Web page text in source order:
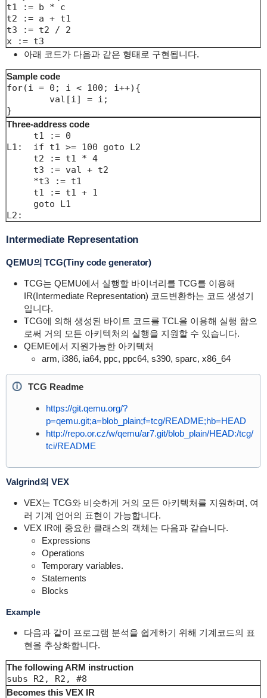
t1 := b * c
t2 := a + t1
t3 := t2 / 2
x := t3
아래 코드가 다음과 같은 형태로 구현됩니다.
Sample code
for(i = 0; i < 100; i++){
	val[i] = i;
}
Three-address code
     t1 := 0
L1:  if t1 >= 100 goto L2
     t2 := t1 * 4
     t3 := val + t2
     *t3 := t1
     t1 := t1 + 1
     goto L1
L2:
Intermediate Representation
QEMU의 TCG(Tiny code generator)
TCG는 QEMU에서 실행할 바이너리를 TCG를 이용해
IR(Intermediate Representation) 코드변환하는 코드 생성기
입니다.
TCG에 의해 생성된 바이트 코드를 TCL을 이용해 실행 함으
로써 거의 모든 아키텍처의 실행을 지원할 수 있습니다.
QEME에서 지원가능한 아키텍처
arm, i386, ia64, ppc, ppc64, s390, sparc, x86_64
TCG Readme
https://git.qemu.org/?
p=qemu.git;a=blob_plain;f=tcg/README;hb=HEAD
http://repo.or.cz/w/qemu/ar7.git/blob_plain/HEAD:/tcg/
tci/README
Valgrind의 VEX
VEX는 TCG와 비슷하게 거의 모든 아키텍처를 지원하며, 여
러 기계 언어의 표현이 가능합니다.
VEX IR에 중요한 클래스의 객체는 다음과 같습니다.
Expressions
Operations
Temporary variables.
Statements
Blocks
Example
다음과 같이 프로그램 분석을 쉽게하기 위해 기계코드의 표
현을 추상화합니다.
The following ARM instruction
subs R2, R2, #8
Becomes this VEX IR